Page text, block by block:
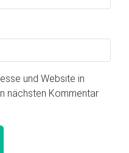
und Website in
nächsten Kommentar